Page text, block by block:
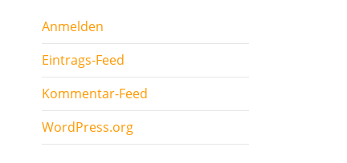
Anmelden
Eintrags-Feed
Kommentar-Feed
WordPress.org